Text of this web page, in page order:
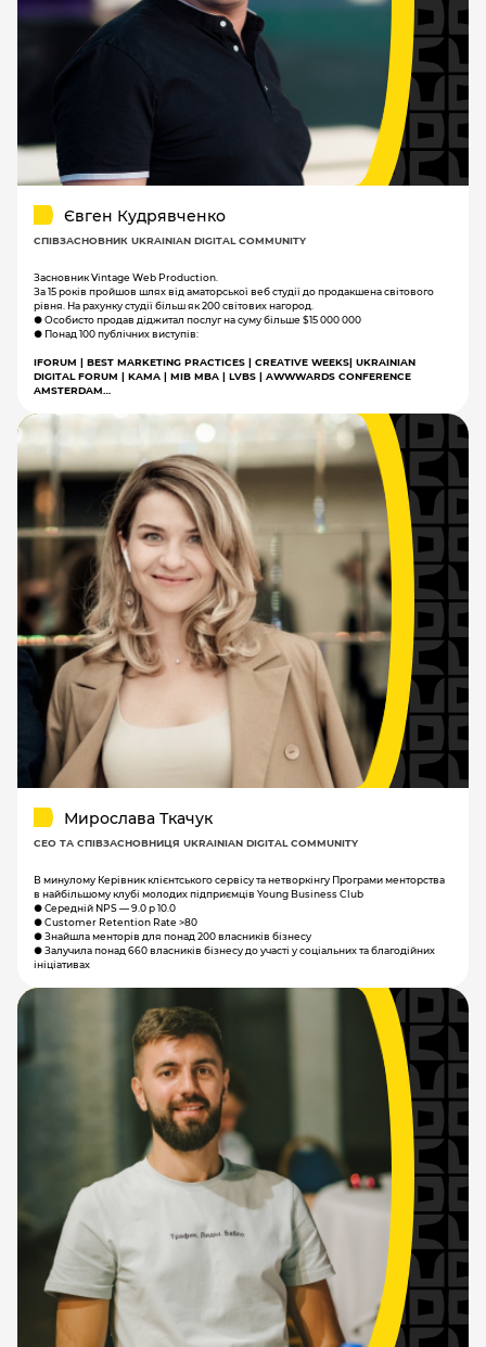
Євген Кудрявченко
СПІВЗАСНОВНИК UKRAINIAN DIGITAL COMMUNITY
Засновник Vintage Web Production.
За 15 років пройшов шлях від аматорської веб студії до продакшена світового
рівня. На рахунку студії більш як 200 світових нагород.
● Особисто продав діджитал послуг на суму більше $15 000 000
● Понад 100 публічних виступів:
IFORUM | BEST MARKETING PRACTICES | CREATIVE WEEKS| UKRAINIAN
DIGITAL FORUM | KAMA | MIB MBA | LVBS | AWWWARDS CONFERENCE
AMSTERDAM…
Мирослава Ткачук
CEO ТА СПІВЗАСНОВНИЦЯ UKRAINIAN DIGITAL COMMUNITY
В минулому Керівник клієнтського сервісу та нетворкінгу Програми менторства
в найбільшому клубі молодих підприємців Young Business Club
● Середній NPS — 9.0 p 10.0
● Customer Retention Rate >80
● Знайшла менторів для понад 200 власників бізнесу
● Залучила понад 660 власників бізнесу до участі у соціальних та благодійних
ініціативах